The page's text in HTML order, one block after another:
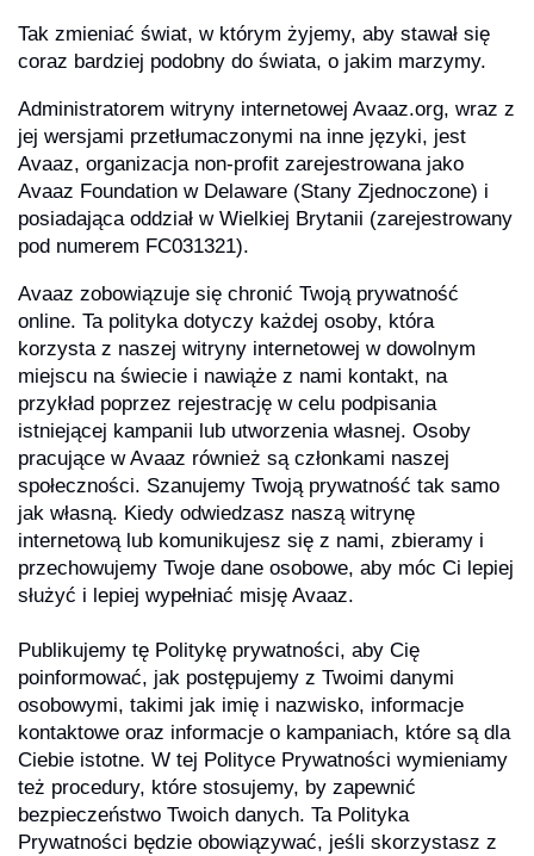
Tak zmieniać świat, w którym żyjemy, aby stawał się
coraz bardziej podobny do świata, o jakim marzymy.
Administratorem witryny internetowej Avaaz.org, wraz z
jej wersjami przetłumaczonymi na inne języki, jest
Avaaz, organizacja non-profit zarejestrowana jako
Avaaz Foundation w Delaware (Stany Zjednoczone) i
posiadająca oddział w Wielkiej Brytanii (zarejestrowany
pod numerem FC031321).
Avaaz zobowiązuje się chronić Twoją prywatność
online. Ta polityka dotyczy każdej osoby, która
korzysta z naszej witryny internetowej w dowolnym
miejscu na świecie i nawiąże z nami kontakt, na
przykład poprzez rejestrację w celu podpisania
istniejącej kampanii lub utworzenia własnej. Osoby
pracujące w Avaaz również są członkami naszej
społeczności. Szanujemy Twoją prywatność tak samo
jak własną. Kiedy odwiedzasz naszą witrynę
internetową lub komunikujesz się z nami, zbieramy i
przechowujemy Twoje dane osobowe, aby móc Ci lepiej
służyć i lepiej wypełniać misję Avaaz.
Publikujemy tę Politykę prywatności, aby Cię
poinformować, jak postępujemy z Twoimi danymi
osobowymi, takimi jak imię i nazwisko, informacje
kontaktowe oraz informacje o kampaniach, które są dla
Ciebie istotne. W tej Polityce Prywatności wymieniamy
też procedury, które stosujemy, by zapewnić
bezpieczeństwo Twoich danych. Ta Polityka
Prywatności będzie obowiązywać, jeśli skorzystasz z